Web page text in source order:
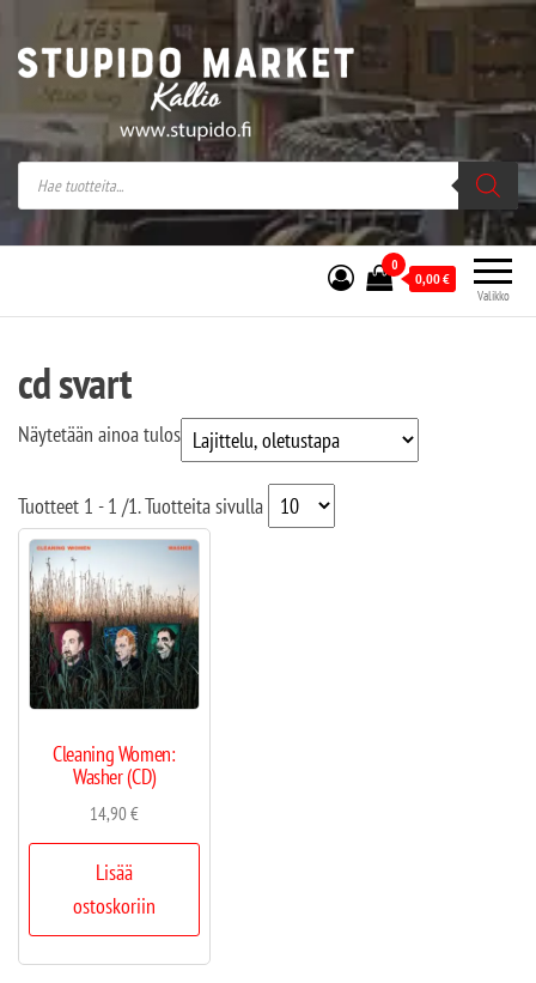
Stupido Market – verkossa ja kivijalassa
Stupido Market on vaihtoehtomusaan
erikoistunut verkko- sekä
kivijalkakauppa Helsingissä Kallion
sydämessä.
Valikko
0
0,00€
cd svart
Näytetään ainoa tulos
Tuotteet 1 - 1 /1. Tuotteita sivulla
Cleaning Women:
Washer (CD)
14,90€
Lisää
ostoskoriin